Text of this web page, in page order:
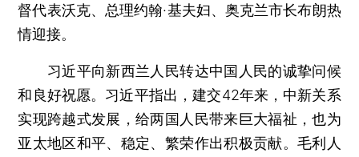
督代表沃克、总理约翰·基夫妇、奥克兰市长布朗热
情迎接。
习近平向新西兰人民转达中国人民的诚挚问候
和良好祝愿。习近平指出，建交42年来，中新关系
实现跨越式发展，给两国人民带来巨大福祉，也为
亚太地区和平、稳定、繁荣作出积极贡献。毛利人